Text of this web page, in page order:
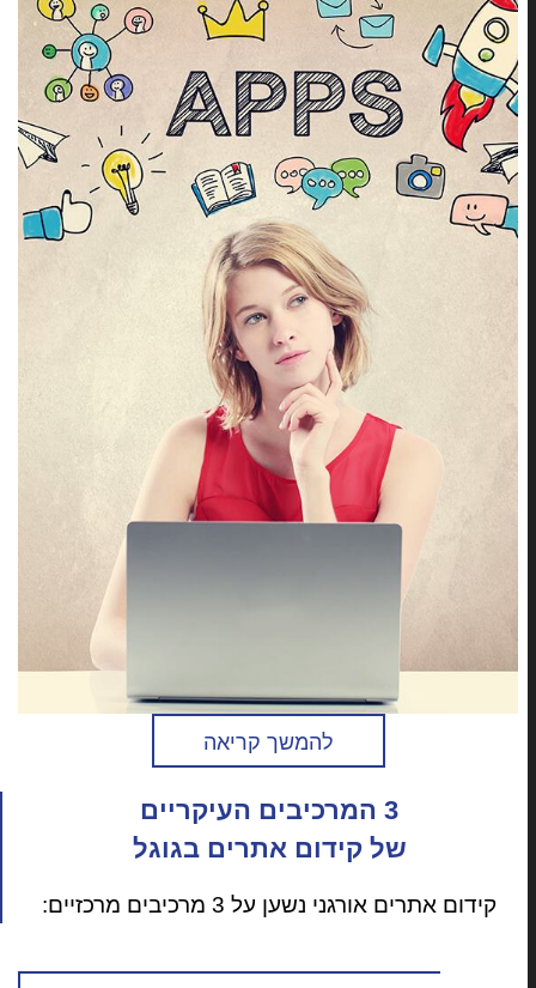
להמשך קריאה
3 המרכיבים העיקריים
של קידום אתרים בגוגל
קידום אתרים אורגני נשען על 3 מרכיבים מרכזיים: